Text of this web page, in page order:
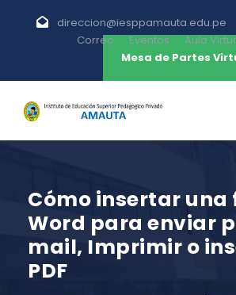
direccion@iesppamauta.edu.pe
Correo
Eventos
Aula
Mesa de Partes
Cómo insertar una
Word para enviar
mail, Imprimir o
PDF